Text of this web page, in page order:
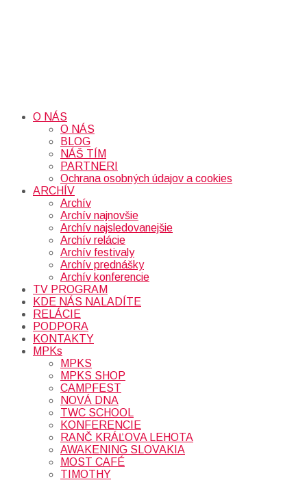
O NÁS
O NÁS
BLOG
NÁŠ TÍM
PARTNERI
Ochrana osobných údajov a cookies
ARCHÍV
Archív
Archív najnovšie
Archív najsledovanejšie
Archív relácie
Archív festivaly
Archív prednášky
Archív konferencie
TV PROGRAM
KDE NÁS NALADÍTE
RELÁCIE
PODPORA
KONTAKTY
MPKs
MPKS
MPKS SHOP
CAMPFEST
NOVÁ DNA
TWC SCHOOL
KONFERENCIE
RANČ KRÁĽOVA LEHOTA
AWAKENING SLOVAKIA
MOST CAFÉ
TIMOTHY